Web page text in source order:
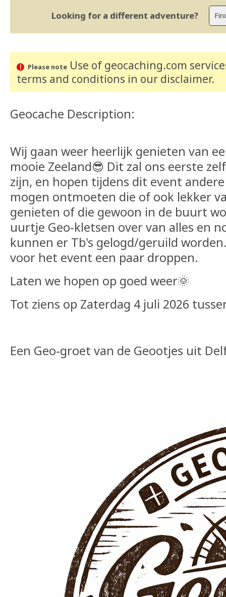
Looking for a different adventure?
Please noteUse of geocaching.com
terms and conditions in our disclaimer.
Geocache Description:
Wij gaan weer heerlijk genieten van
mooie Zeeland😎 Dit zal ons eerste
zijn, en hopen tijdens dit event
mogen ontmoeten die of ook lekker
genieten of die gewoon in de buurt
uurtje Geo-kletsen over van alles en
kunnen er Tb's gelogd/geruild
voor het event een paar droppen.
Laten we hopen op goed weer🌞
Tot ziens op Zaterdag 4 juli 2026
Een Geo-groet van de Geootjes uit